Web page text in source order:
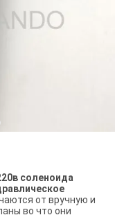
соленоида
от вручную и
во что они